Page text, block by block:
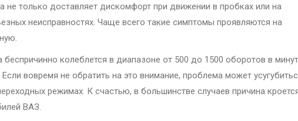
не только доставляет дискомфорт при движении в пробках или на
неисправностях. Чаще всего такие симптомы проявляются на
колеблется в диапазоне от 500 до 1500 оборотов в
вовремя не обратить на это внимание, проблема может
режимах. К счастью, в большинстве случаев причина
ВАЗ.